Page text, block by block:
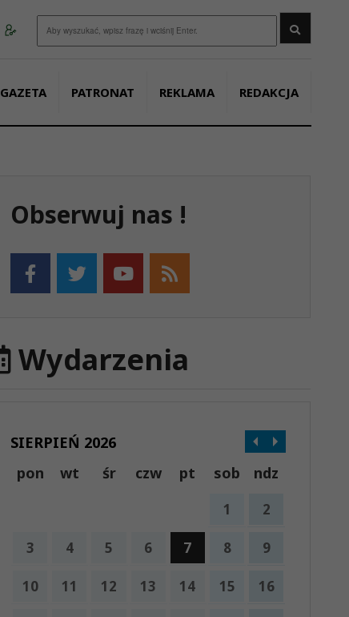
GAZETA PATRONAT REKLAMA REDAKCJA
Obserwuj nas !
Wydarzenia
SIERPIEŃ 2026
pon
wt śr czw pt sob ndz
1 2
3 4 5 6 7 8 9
10 11 12 13 14 15 16